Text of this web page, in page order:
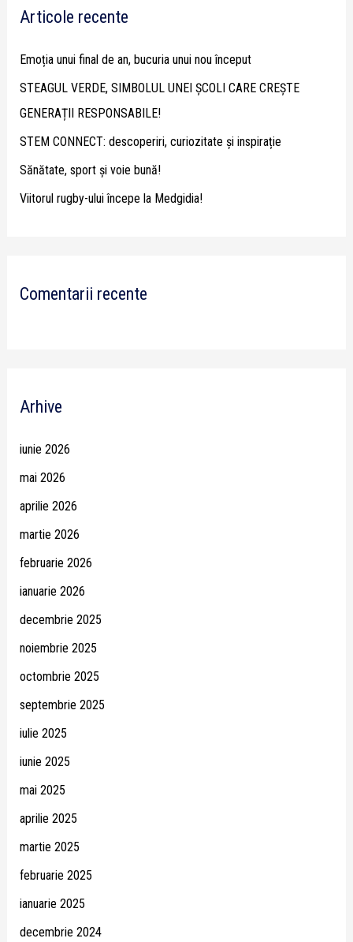
c
o
r
:
Articole recente
Emoția unui final de an, bucuria unui nou început
STEAGUL VERDE, SIMBOLUL UNEI ȘCOLI CARE CREȘTE
GENERAȚII RESPONSABILE!
STEM CONNECT: descoperiri, curiozitate și inspirație
Sănătate, sport și voie bună!
Viitorul rugby-ului începe la Medgidia!
Comentarii recente
Arhive
iunie 2026
mai 2026
aprilie 2026
martie 2026
februarie 2026
ianuarie 2026
decembrie 2025
noiembrie 2025
octombrie 2025
septembrie 2025
iulie 2025
iunie 2025
mai 2025
aprilie 2025
martie 2025
februarie 2025
ianuarie 2025
decembrie 2024